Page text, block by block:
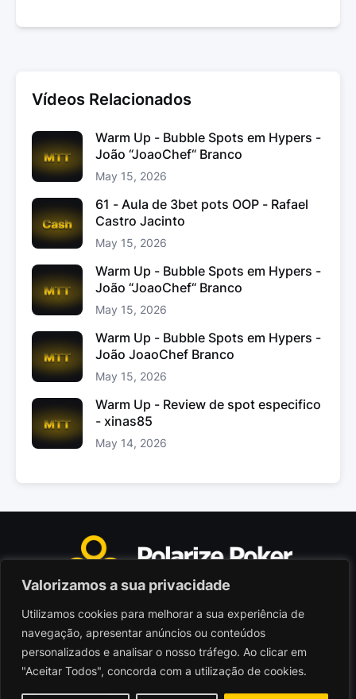
Valorizamos a sua privacidade
Utilizamos cookies para melhorar a sua experiência de
navegação, apresentar anúncios ou conteúdos
personalizados e analisar o nosso tráfego. Ao clicar em
"Aceitar Todos", concorda com a utilização de cookies.
Vídeos Relacionados
Warm Up - Bubble Spots em Hypers -
João “JoaoChef“ Branco
May 15, 2026
61 - Aula de 3bet pots OOP - Rafael
Castro Jacinto
May 15, 2026
Warm Up - Bubble Spots em Hypers -
João “JoaoChef“ Branco
May 15, 2026
Warm Up - Bubble Spots em Hypers -
João JoaoChef Branco
May 15, 2026
Warm Up - Review de spot especifico
- xinas85
May 14, 2026
Polarize Poker Limited, Malta
Sociedade comercial registada sob n.º C103402
© 2026 - Polarize Poker
Termos de Utilização